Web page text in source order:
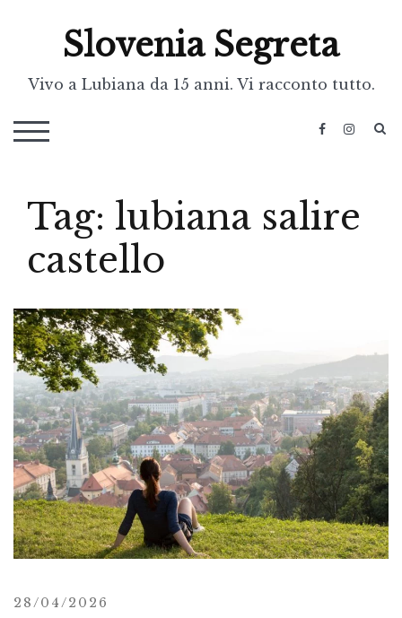
Slovenia Segreta
Vivo a Lubiana da 15 anni. Vi racconto tutto.
TOGGLE MOBILE MENU
Tag: lubiana salire
castello
28/04/2026